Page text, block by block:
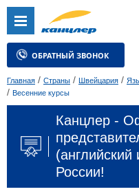
ОБРАТНЫЙ ЗВОНОК
Главная / Страны / Швейцария /
/ Весенние курсы
Канцлер -
России!